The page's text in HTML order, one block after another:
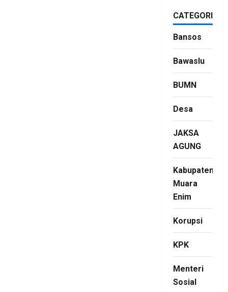
CATEGORIES
Bansos
Bawaslu
BUMN
Desa
JAKSA
AGUNG
Kabupaten
Muara
Enim
Korupsi
KPK
Menteri
Sosial